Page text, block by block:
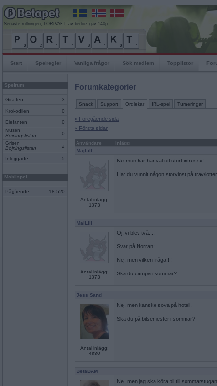
Senaste rullningen, PORtVAKT, av berlioz gav 140p
Start Spelregler Vanliga frågor Sök medlem Topplistor
Spelrum
Giraffen 3
Krokodilen 0
Elefanten
0
Musen
Böjningslistan
0
Grisen
Böjningslistan
2
Inloggade 5
Mobilspel
Pågående 18 520
Forumkategorier
Snack Support Ordlekar IRL-spel Turneringar
« Föregående sida
« Första sidan
Användare
Inlägg
MajLill
Antal inlägg:
1373
Nej men har har väl ett stort intresse!
Har du vunnit någon storvinst på trav/
MajLill
Antal inlägg:
1373
Oj, vi blev två....
Svar på Norran:
Nej, men vilken fråga!!!!
Ska du campa i sommar?
Jess Sand
Antal inlägg:
4830
Nej, men kanske sova på hotell.
Ska du på bilsemester i sommar?
BetaBAM
Nej, men jag ska köra bil till